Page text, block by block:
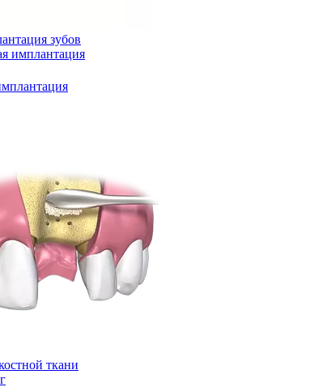
зубов
имплантация
ткани